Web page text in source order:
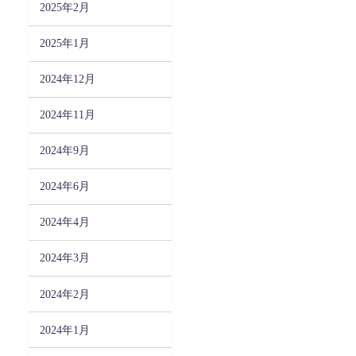
2025年2月
2025年1月
2024年12月
2024年11月
2024年9月
2024年6月
2024年4月
2024年3月
2024年2月
2024年1月